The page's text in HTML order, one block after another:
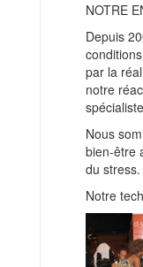
NOTRE
Depuis
par la
notre
Nous
bien-être
du stress.
Notre